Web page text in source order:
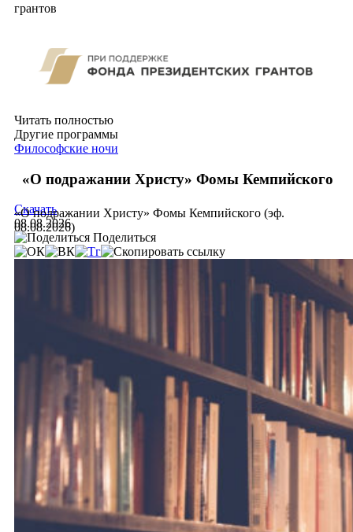
грантов
Читать полностью
Другие программы
Философские ночи
«О подражании Христу» Фомы Кемпийского
«О подражании Христу» Фомы Кемпийского (эф.
08.08.2026)
Скачать
08.08.2026
Поделиться